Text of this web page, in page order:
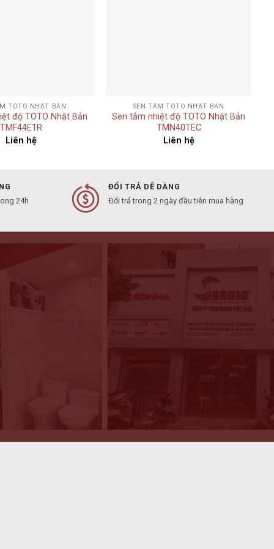
TOTO NHẬT BẢN
độ TOTO Nhật Bản
TMF44E1R
Liên hệ
SEN TẮM TOTO NHẬT BẢN
Sen tắm nhiệt độ TOTO Nhật Bản
TMN40TEC
Liên hệ
24h
ĐỔI TRẢ DỄ DÀNG
Đổi trả trong 2 ngày đầu tiên mua hàng